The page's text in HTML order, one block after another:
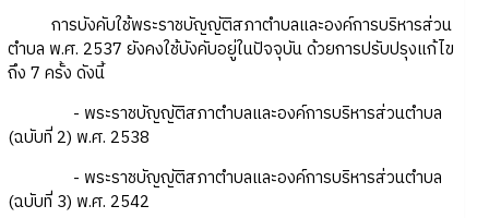
การบังคับใช้พระราชบัญญัติสภาตำบลและองค์การบริหารส่วน
ตำบล พ.ศ. 2537 ยังคงใช้บังคับอยู่ในปัจจุบัน ด้วยการปรับปรุงแก้ไข
ถึง 7 ครั้ง ดังนี้
- พระราชบัญญัติสภาตำบลและองค์การบริหารส่วนตำบล
(ฉบับที่ 2) พ.ศ. 2538
- พระราชบัญญัติสภาตำบลและองค์การบริหารส่วนตำบล
(ฉบับที่ 3) พ.ศ. 2542